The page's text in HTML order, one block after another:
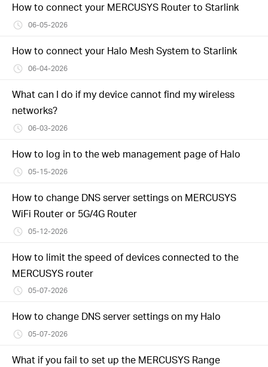
How to connect your MERCUSYS Router to Starlink
06-05-2026
How to connect your Halo Mesh System to Starlink
06-04-2026
What can I do if my device cannot find my wireless
networks?
06-03-2026
How to log in to the web management page of Halo
05-15-2026
How to change DNS server settings on MERCUSYS
WiFi Router or 5G/4G Router
05-12-2026
How to limit the speed of devices connected to the
MERCUSYS router
05-07-2026
How to change DNS server settings on my Halo
05-07-2026
What if you fail to set up the MERCUSYS Range